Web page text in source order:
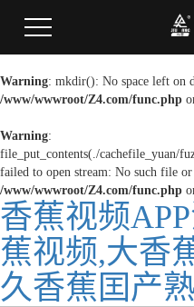
Warning: mkdir(): No space left on
/www/wwwroot/Z4.com/func.php
Warning:
file_put_contents(./cachefile_yuan/
failed to open stream: No such file
/www/wwwroot/Z4.com/func.php
香蕉视频
蕉视频,大香
久香蕉囯产